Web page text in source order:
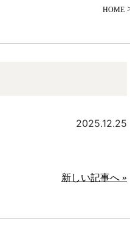
HOME
2025.12.25
新しい記事へ »